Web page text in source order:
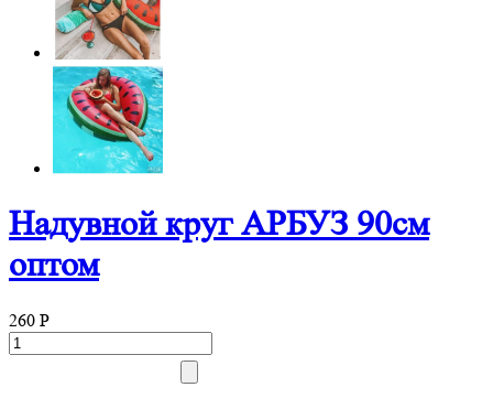
Надувной круг АРБУЗ 90см
оптом
260 P